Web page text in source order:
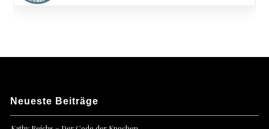
Neueste Beiträge